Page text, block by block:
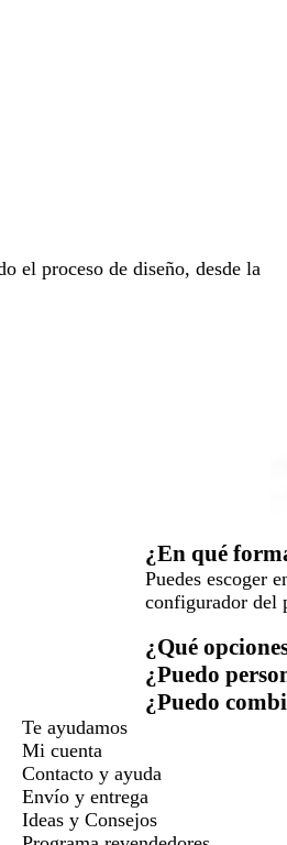
el proceso de diseño, desde la
¿En qué
Puedes escoger
configurador del
¿Qué
¿Puedo
¿Puedo
Te ayudamos
Mi cuenta
Contacto y ayuda
Envío y entrega
Ideas y Consejos